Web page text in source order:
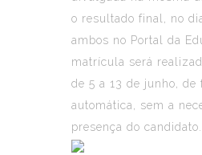
o resultado final, no
ambos no Portal da
matrícula será
de 5 a 13 de junho, de
automática, sem a
presença do candidato.